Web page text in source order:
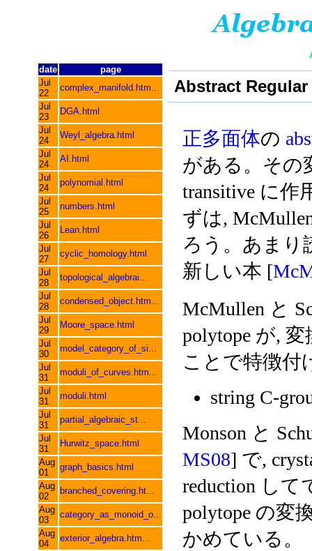
date
page
Jul
22
complex_manifold.htm...
Jul
23
DGA.html
Jul
24
Weyl_algebra.html
Jul
24
AI.html
Jul
24
polynomial.html
Jul
25
numbers.html
Jul
26
Lean.html
Jul
27
cyclic_homology.html
Jul
28
topological_algebrai...
Jul
28
condensed_object.htm...
Jul
29
Moore_space.html
Jul
30
model_category_of_si...
Jul
31
moduli_of_curves.htm...
Jul
31
moduli.html
Jul
31
partial_algebraic_st...
Jul
31
Hurwitz_space.html
Aug
01
graph_basics.html
Aug
02
branched_covering.ht...
Aug
03
category_as_monoid_o...
Aug
04
exterior_algebra.htm...
Abstract
正多面体の
がある。その
transitive に作
ずは,
ろう。あまり
新しい本 [
McMullen と
polytope が,
ことで特徴付
string C-
Monson と
MS08] で,
reduction して
polytope の変
かめている。